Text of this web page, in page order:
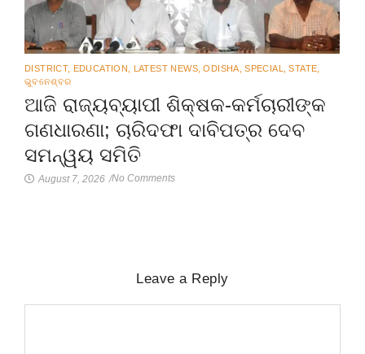
DISTRICT, EDUCATION LATEST NEWS ODISHA SPECIAL STATE
ଭୁବନେଶ୍ବର
ଆଜି ରାଜ୍ୟବ୍ୟାପୀ ଶିକ୍ଷକ-କର୍ମଚାରୀଙ୍କ
ଗଣଧାରଣା; ଚାରିଦଫା ଦାବିପତ୍ର ଦେବ
ସମନ୍ୱୟ ସମିତି
August 7, 2026 /No Comments
Leave a Reply